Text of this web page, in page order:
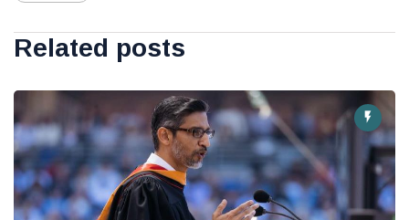
Related posts